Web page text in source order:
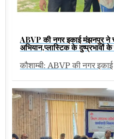
ABVP की नगर इकाई मंझनपुर ने
अभियान,प्लास्टिक के दुष्प्रभावों
कौशाम्बी: ABVP की नगर इकाई